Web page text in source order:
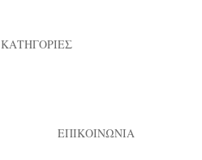
ΚΑΤΗΓΟΡΙΕΣ
ΕΠΙΚΟΙΝΩΝΙΑ